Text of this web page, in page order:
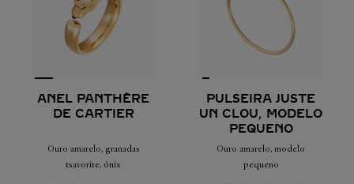
ANEL PANTHÈRE
DE CARTIER
Ouro amarelo, granadas
tsavorite, ónix
PULSEIRA JUSTE
UN CLOU, MODELO
PEQUENO
Ouro amarelo, modelo
pequeno